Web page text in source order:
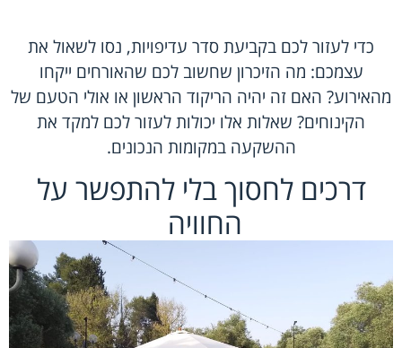
כדי לעזור לכם בקביעת סדר עדיפויות, נסו לשאול את
עצמכם: מה הזיכרון שחשוב לכם שהאורחים ייקחו
מהאירוע? האם זה יהיה הריקוד הראשון או אולי הטעם של
הקינוחים? שאלות אלו יכולות לעזור לכם למקד את
ההשקעה במקומות הנכונים.
דרכים לחסוך בלי להתפשר על
החוויה